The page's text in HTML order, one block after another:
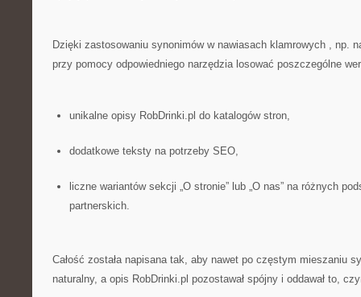
Dzięki zastosowaniu synonimów w nawiasach klamrowych , np.
przy pomocy odpowiedniego narzędzia losować poszczególne
unikalne opisy RobDrinki.pl do katalogów stron,
dodatkowe teksty na potrzeby SEO,
liczne wariantów sekcji „O stronie” lub „O nas” na różnych
partnerskich.
Całość została napisana tak, aby nawet po częstym mieszaniu
naturalny, a opis RobDrinki.pl pozostawał spójny i oddawał to,